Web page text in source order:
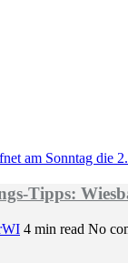
am Sonntag die
Tipps:
4 min read No